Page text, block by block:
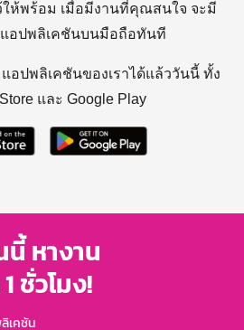
ให้พร้อม เมื่อมีงานที่คุณสนใจ จะมี
แอปพลิเคชันบนมือถือทันที
แอปพลิเคชันของเราได้แล้ววันนี้ ทั้ง
และ Google Play
หางาน
ชั่วโมง!
เคชัน